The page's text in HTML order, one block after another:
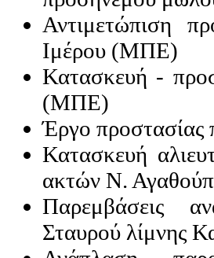
Αντιμετώπιση
Ιμέρου (ΜΠΕ)
Κατασκευή -
(ΜΠΕ)
Έργο
Κατασκευή
ακτών Ν.
Παρεμβάσεις
Σταυρού λίμνης